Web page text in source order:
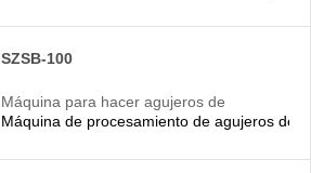
SZSB-100
Máquina para hacer agujeros de
cerradura, máquina procesadora de
Máquina de procesamiento de agujeros de